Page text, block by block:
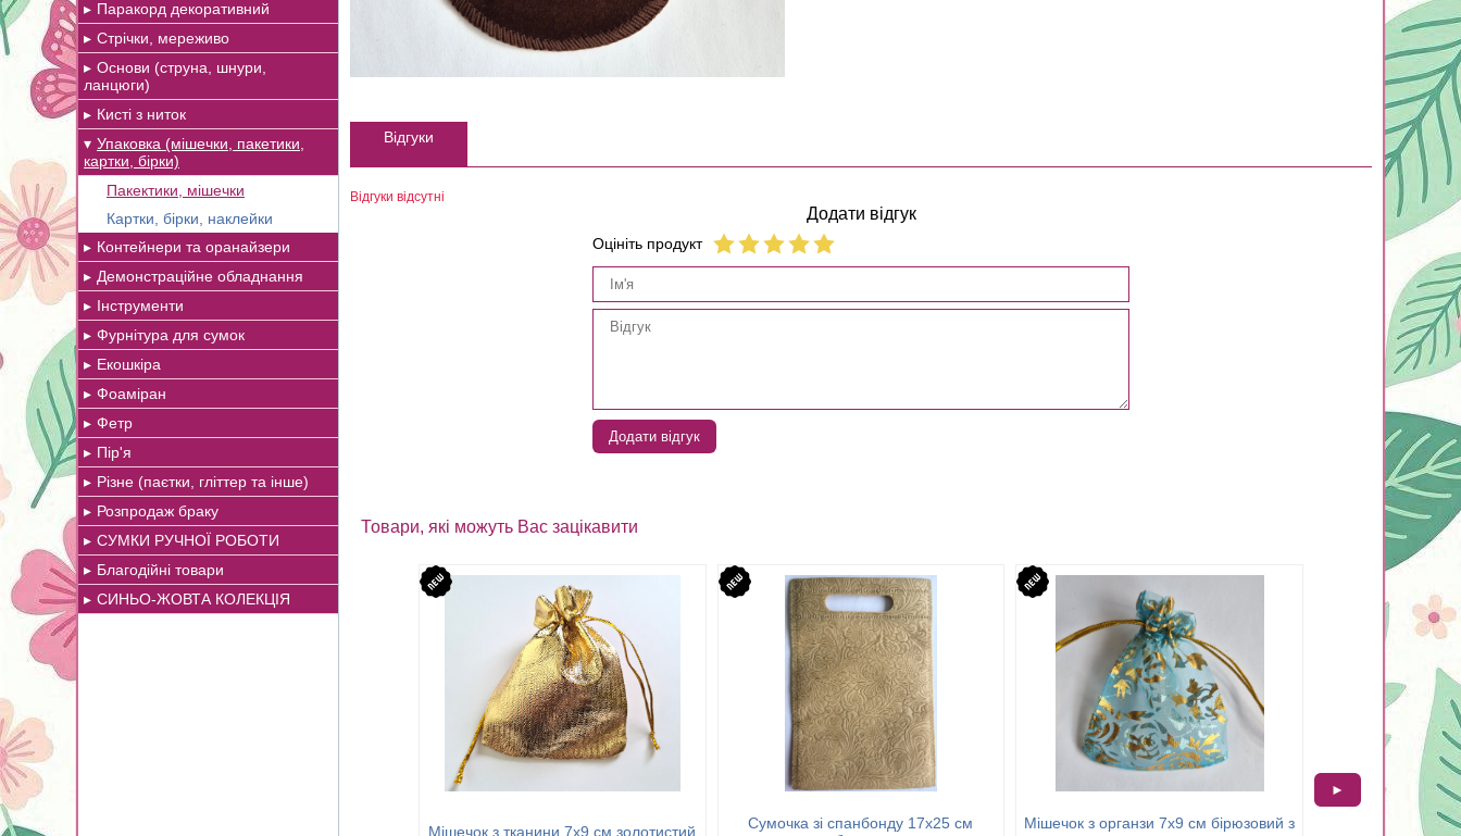
Паракорд декоративний
Стрічки, мереживо
Основи (струна, шнури,
ланцюги)
Кисті з ниток
Упаковка (мішечки, пакетики,
картки, бірки)
Пакектики, мішечки
Картки, бірки, наклейки
Контейнери та оранайзери
Демонстраційне обладнання
Інструменти
Фурнітура для сумок
Екошкіра
Фоаміран
Фетр
Пір'я
Різне (паєтки, гліттер та інше)
Розпродаж браку
СУМКИ РУЧНОЇ РОБОТИ
Благодійні товари
СИНЬО-ЖОВТА КОЛЕКЦІЯ
Відгуки
Відгуки відсутні
Додати відгук
Оцініть продукт
Додати відгук
Товари, які можуть Вас зацікавити
Мішечок з тканини 7х9 см золотистий
Сумочка зі спанбонду 17х25 см
Мішечок з органзи 7х9 см бірюзовий з
Пакетик з
►